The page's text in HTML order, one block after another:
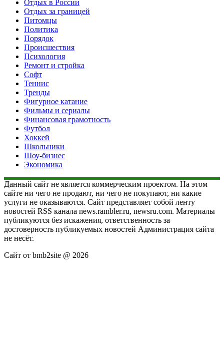
Отдых в России
Отдых за границей
Питомцы
Политика
Порядок
Происшествия
Психология
Ремонт и стройка
Софт
Теннис
Тренды
Фигурное катание
Фильмы и сериалы
Финансовая грамотность
Футбол
Хоккей
Школьники
Шоу-бизнес
Экономика
Данный сайт не является коммерческим проектом. На этом
сайте ни чего не продают, ни чего не покупают, ни какие
услуги не оказываются. Сайт представляет собой ленту
новостей RSS канала news.rambler.ru, newsru.com. Материалы
публикуются без искажения, ответственность за
достоверность публикуемых новостей Администрация сайта
не несёт.
Сайт от bmb2site @ 2026